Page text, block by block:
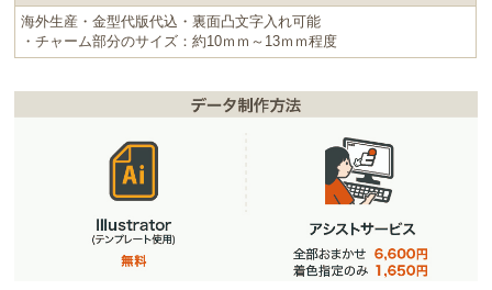
海外生産・金型代版代込・裏面凸文字入れ可能
・チャーム部分のサイズ：約10ｍｍ～13ｍｍ程度